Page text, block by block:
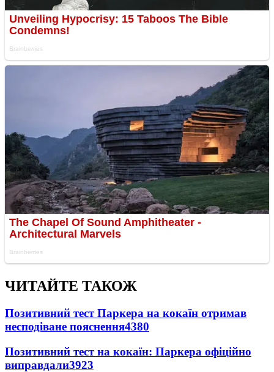
ЧИТАЙТЕ ТАКОЖ
Позитивний тест Паркера на кокаїн отримав
несподіване пояснення4380
Позитивний тест на кокаїн: Паркера офіційно
виправдали3923